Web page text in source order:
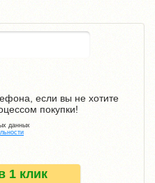
1 клик
если вы не хотите
покупки!
данных